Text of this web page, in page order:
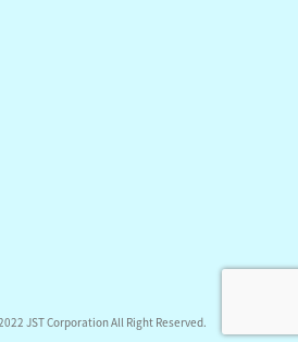
JST Corporation All Right Reserved.